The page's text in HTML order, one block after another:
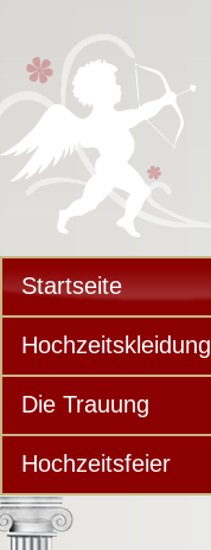
Startseite
Hochzeitskleidung
Die Trauung
Hochzeitsfeier